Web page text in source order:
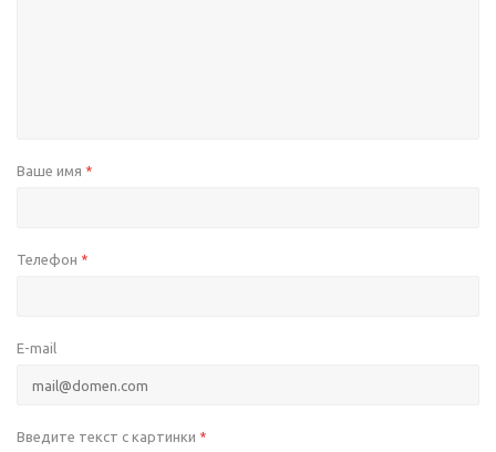
Ваше имя *
Телефон *
E-mail
Введите текст с картинки *